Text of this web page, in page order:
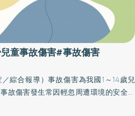
般民眾也能輕易上手。
上而言，針灸治療具有疏通經絡、運行
代醫學研究則證實針灸治療能啟動腦幹-
經細胞的興奮性，讓處於抑制狀態的腦細
血管痙攣，改善損傷部位的血流量及氧
支循環的有效建立，從而減輕腦水腫和
灸可加強西藥降顱內壓力的作用，在一
生及其連鎖反應的發生。由於腦部缺血
因素，因此改善腦部血流是治療成功的
童事故傷害#事故傷害
／綜合報導）事故傷害為我國1～14歲兒
故傷害發生常因輕忽周遭環境的安全，